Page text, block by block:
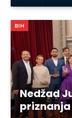
BIH
Nedžad
priznanja